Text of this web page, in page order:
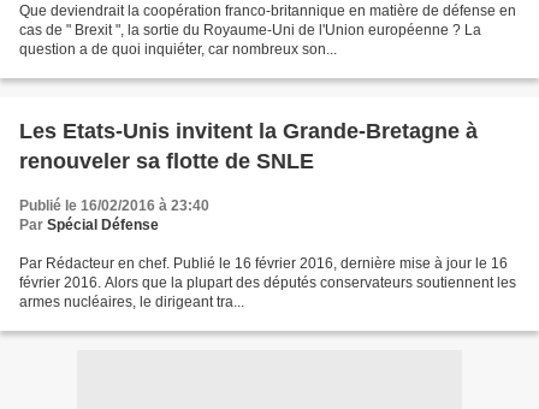
Que deviendrait la coopération franco-britannique en matière de défense en
cas de " Brexit ", la sortie du Royaume-Uni de l'Union européenne ? La
question a de quoi inquiéter, car nombreux son...
Les Etats-Unis invitent la Grande-Bretagne à
renouveler sa flotte de SNLE
Publié le 16/02/2016 à 23:40
Par Spécial Défense
Par Rédacteur en chef. Publié le 16 février 2016, dernière mise à jour le 16
février 2016. Alors que la plupart des députés conservateurs soutiennent les
armes nucléaires, le dirigeant tra...